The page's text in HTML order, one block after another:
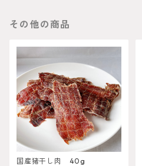
その他の商品
国産猪干し肉 40g